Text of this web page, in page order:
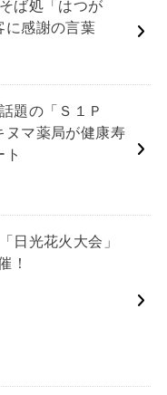
ば処「はつが
感謝の言葉
題の「Ｓ１Ｐ
マ薬局が健康寿
ト
日光花火大会」
！